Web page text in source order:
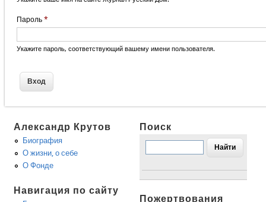
Пароль *
Укажите пароль, соответствующий вашему имени пользователя.
Александр Крутов
Биография
О жизни, о себе
О Фонде
Навигация по сайту
Поиск
Пожертвования